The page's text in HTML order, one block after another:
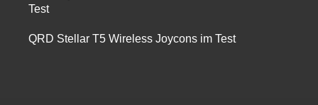
Test
QRD Stellar T5 Wireless Joycons im Test